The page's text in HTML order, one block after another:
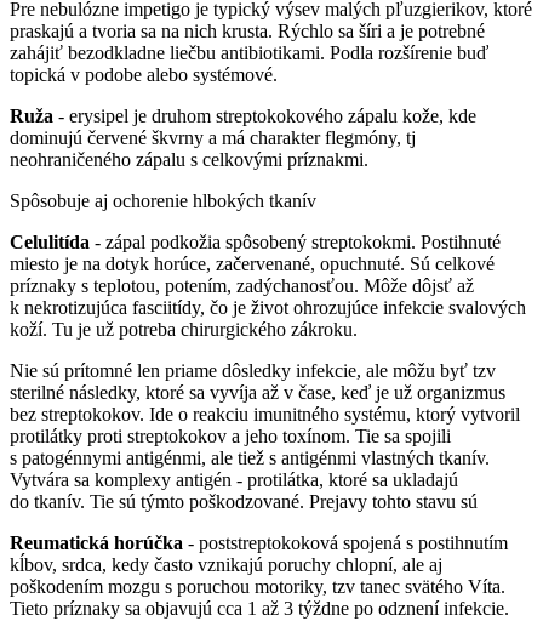
Pre nebulózne impetigo je typický výsev malých pľuzgierikov, ktoré
praskajú a tvoria sa na nich krusta. Rýchlo sa šíri a je potrebné
zahájiť bezodkladne liečbu antibiotikami. Podla rozšírenie buď
topická v podobe alebo systémové.
Ruža - erysipel je druhom streptokokového zápalu kože, kde
dominujú červené škvrny a má charakter flegmóny, tj
neohraničeného zápalu s celkovými príznakmi.
Spôsobuje aj ochorenie hlbokých tkanív
Celulitída - zápal podkožia spôsobený streptokokmi. Postihnuté
miesto je na dotyk horúce, začervenané, opuchnuté. Sú celkové
príznaky s teplotou, potením, zadýchanosťou. Môže dôjsť až
k nekrotizujúca fasciitídy, čo je život ohrozujúce infekcie svalových
koží. Tu je už potreba chirurgického zákroku.
Nie sú prítomné len priame dôsledky infekcie, ale môžu byť tzv
sterilné následky, ktoré sa vyvíja až v čase, keď je už organizmus
bez streptokokov. Ide o reakciu imunitného systému, ktorý vytvoril
protilátky proti streptokokov a jeho toxínom. Tie sa spojili
s patogénnymi antigénmi, ale tiež s antigénmi vlastných tkanív.
Vytvára sa komplexy antigén - protilátka, ktoré sa ukladajú
do tkanív. Tie sú týmto poškodzované. Prejavy tohto stavu sú
Reumatická horúčka - poststreptokoková spojená s postihnutím
kĺbov, srdca, kedy často vznikajú poruchy chlopní, ale aj
poškodením mozgu s poruchou motoriky, tzv tanec svätého Víta.
Tieto príznaky sa objavujú cca 1 až 3 týždne po odznení infekcie.